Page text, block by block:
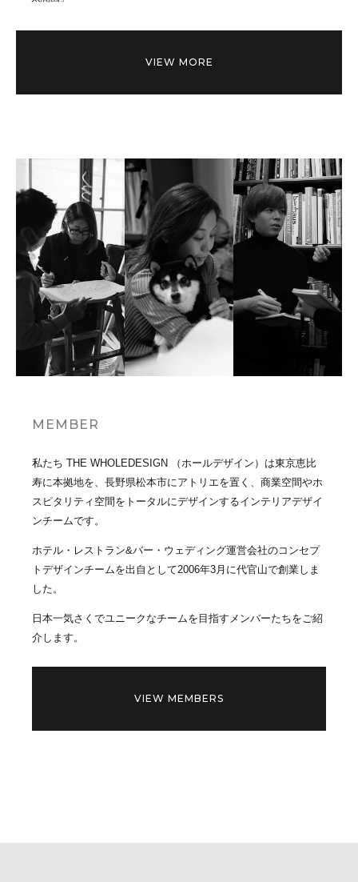
VIEW MORE
MEMBER
私たち THE WHOLEDESIGN （ホールデザイン）は東京恵比
寿に本拠地を、長野県松本市にアトリエを置く、商業空間やホ
スピタリティ空間をトータルにデザインするインテリアデザイ
ンチームです。
ホテル・レストラン&バー・ウェディング運営会社のコンセプ
トデザインチームを出自として2006年3月に代官山で創業しま
した。
日本一気さくでユニークなチームを目指すメンバーたちをご紹
介します。
VIEW MEMBERS